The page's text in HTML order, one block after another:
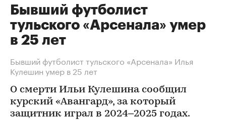
Бывший футболист
тульского «Арсенала» умер
в 25 лет
Бывший футболист тульского «Арсенала» Илья
Кулешин умер в 25 лет
О смерти Ильи Кулешина сообщил
курский «Авангард», за который
защитник играл в 2024–2025 годах.